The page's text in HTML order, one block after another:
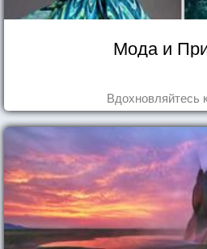
Мода и
Вдохновляйтесь